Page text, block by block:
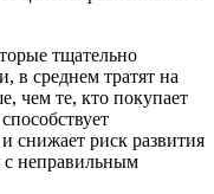
тщательно
в среднем тратят на
чем те, кто покупает
снижает риск развития
с неправильным